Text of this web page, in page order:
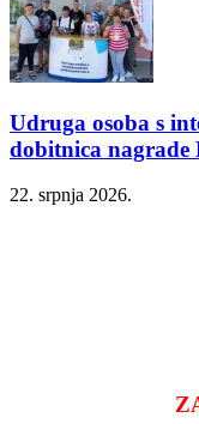
Udruga osoba s
dobitnica nagrade
22. srpnja 2026.